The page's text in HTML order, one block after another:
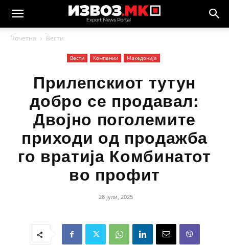
Почетна Вести
Вести Компании Македонија
Прилепскиот тутун
добро се продавал:
Двојно поголемите
приходи од продажба
го вратија Комбинатот
во профит
28 јули, 2025